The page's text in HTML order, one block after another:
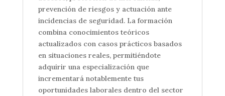
prevención de riesgos y actuación ante
incidencias de seguridad. La formación
combina conocimientos teóricos
actualizados con casos prácticos basados
en situaciones reales, permitiéndote
adquirir una especialización que
incrementará notablemente tus
oportunidades laborales dentro del sector